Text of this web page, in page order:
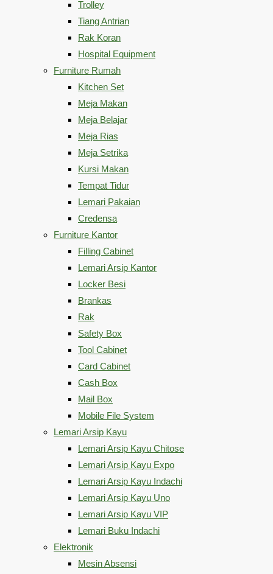
Trolley
Tiang Antrian
Rak Koran
Hospital Equipment
Furniture Rumah
Kitchen Set
Meja Makan
Meja Belajar
Meja Rias
Meja Setrika
Kursi Makan
Tempat Tidur
Lemari Pakaian
Credensa
Furniture Kantor
Filling Cabinet
Lemari Arsip Kantor
Locker Besi
Brankas
Rak
Safety Box
Tool Cabinet
Card Cabinet
Cash Box
Mail Box
Mobile File System
Lemari Arsip Kayu
Lemari Arsip Kayu Chitose
Lemari Arsip Kayu Expo
Lemari Arsip Kayu Indachi
Lemari Arsip Kayu Uno
Lemari Arsip Kayu VIP
Lemari Buku Indachi
Elektronik
Mesin Absensi